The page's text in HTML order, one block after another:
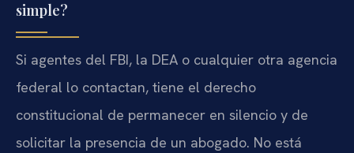
simple?
Si agentes del FBI, la DEA o cualquier otra agencia
federal lo contactan, tiene el derecho
constitucional de permanecer en silencio y de
solicitar la presencia de un abogado. No está